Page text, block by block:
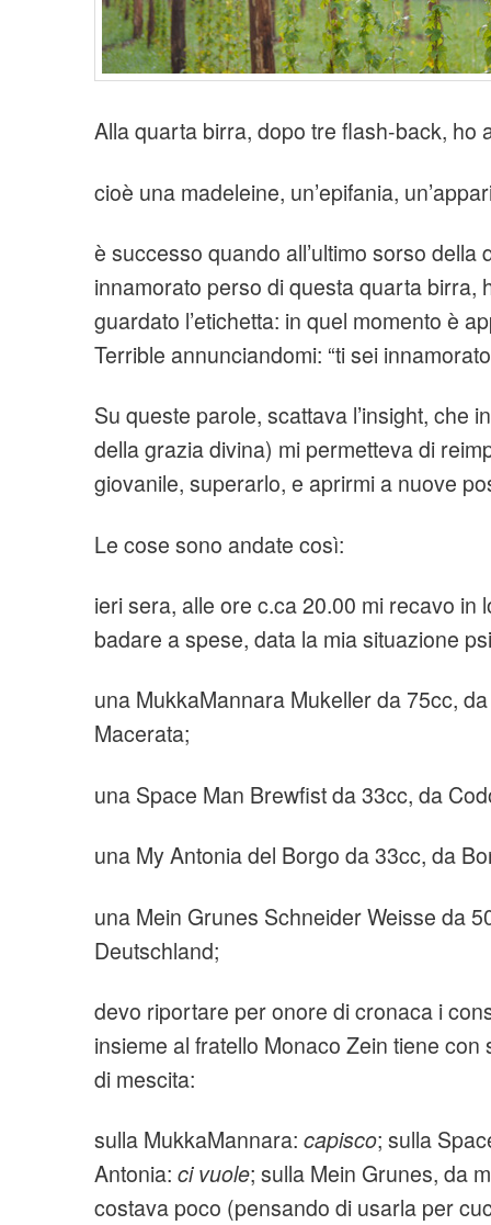
Alla quarta birra, dopo tre flash-back, ho
cioè una madeleine, un’epifania,
è successo quando all’ultimo sorso della
innamorato perso di questa quarta birra,
guardato l’etichetta: in quel momento è
Terrible annunciandomi: “ti sei
Su queste parole, scattava l’insight, che
della grazia divina) mi permetteva di
giovanile, superarlo, e aprirmi a nuove
Le cose sono andate così:
ieri sera, alle ore c.ca 20.00 mi recavo in
badare a spese, data la mia situazione
una MukkaMannara Mukeller da 75cc,
Macerata;
una Space Man Brewfist da 33cc, da
una My Antonia del Borgo da 33cc, da
una Mein Grunes Schneider Weisse da
Deutschland;
devo riportare per onore di cronaca i
insieme al fratello Monaco Zein tiene
di mescita:
sulla MukkaMannara: capisco; sulla
Antonia: ci vuole; sulla Mein Grunes, da
costava poco (pensando di usarla per